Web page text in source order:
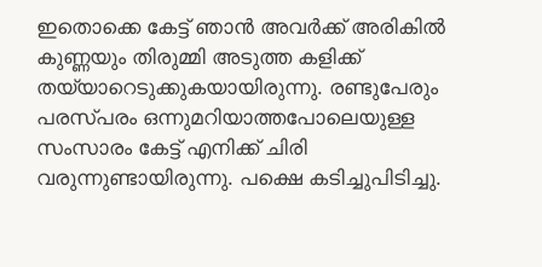
ഇതൊക്കെ കേട്ട് ഞാൻ അവർക്ക് അരികിൽ
കുണ്ണയും തിരുമ്മി അടുത്ത കളിക്ക്
തയ്യാറെടുക്കുകയായിരുന്നു. രണ്ടുപേരും
പരസ്പരം ഒന്നുമറിയാത്തപോലെയുള്ള
സംസാരം കേട്ട് എനിക്ക് ചിരി
വരുന്നുണ്ടായിരുന്നു. പക്ഷെ കടിച്ചുപിടിച്ചു.